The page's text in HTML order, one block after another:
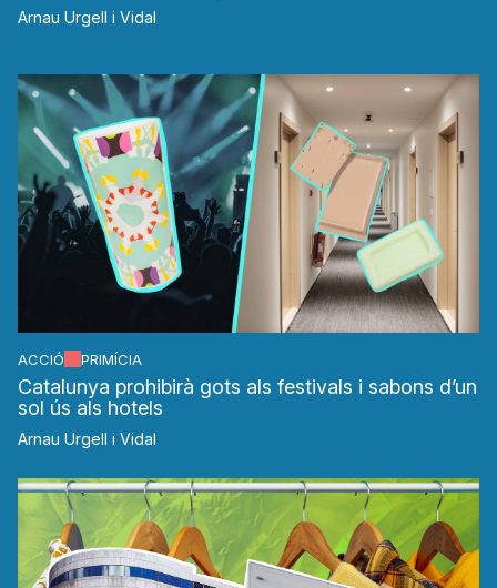
Arnau Urgell i Vidal
ACCIÓ PRIMÍCIA
Catalunya prohibirà gots als festivals i sabons d’un
sol ús als hotels
Arnau Urgell i Vidal